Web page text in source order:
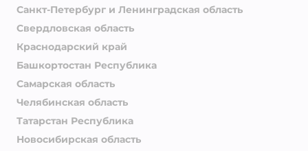
Санкт-Петербург и Ленинградская область
Свердловская область
Краснодарский край
Башкортостан Республика
Самарская область
Челябинская область
Татарстан Республика
Новосибирская область